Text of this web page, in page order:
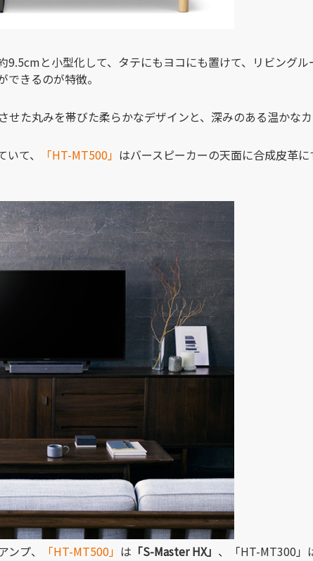
9.5cmと小型化して、タテにもヨコにも置けて、リビング
きるのが特徴。
た丸みを帯びた柔らかなデザインと、深みのある温かなカ
て、 「HT-MT500」 はバースピーカーの天面に合成皮革
プ、 「HT-MT500」 は 「S-Master HX」 、「HT-MT300」